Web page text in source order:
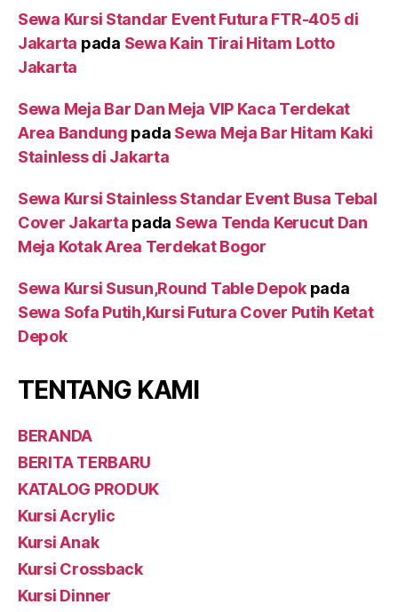
Sewa Kursi Standar Event Futura FTR-405 di
Jakarta pada Sewa Kain Tirai Hitam Lotto
Jakarta
Sewa Meja Bar Dan Meja VIP Kaca Terdekat
Area Bandung pada Sewa Meja Bar Hitam Kaki
Stainless di Jakarta
Sewa Kursi Stainless Standar Event Busa Tebal
Cover Jakarta pada Sewa Tenda Kerucut Dan
Meja Kotak Area Terdekat Bogor
Sewa Kursi Susun,Round Table Depokpada
Sewa Sofa Putih,Kursi Futura Cover Putih Ketat
Depok
TENTANG KAMI
BERANDA
BERITA TERBARU
KATALOG PRODUK
Kursi Acrylic
Kursi Anak
Kursi Crossback
Kursi Dinner